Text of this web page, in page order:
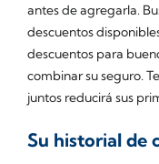
antes de agregarla.
descuentos
descuentos para
combinar su seguro.
juntos reducirá sus
Su historial de